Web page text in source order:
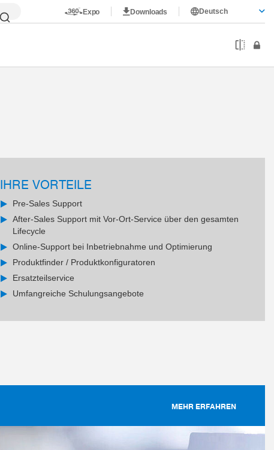
Expo Downloads Deutsch
IHRE VORTEILE
Pre-Sales Support
After-Sales Support mit Vor-Ort-Service über den gesamten
Lifecycle
Online-Support bei Inbetriebnahme und Optimierung
Produktfinder / Produktkonfiguratoren
Ersatzteilservice
Umfangreiche Schulungsangebote
MEHR ERFAHREN